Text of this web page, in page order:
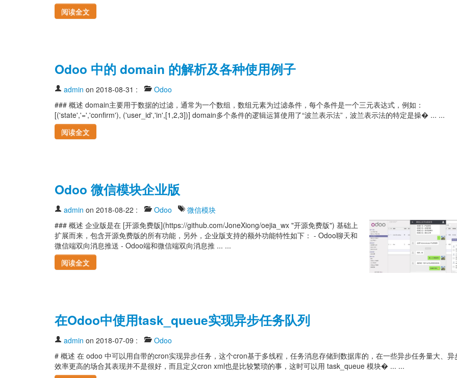
阅读全文
Odoo 中的 domain 的解析及各种使用例子
admin on 2018-08-31 :
Odoo
### 概述 domain主要用于数据的过滤，通常为一个数组，数组元素为过滤条件，每个条件是一个三元表达式，例如：
[('state','=','confirm'), ('user_id','in',[1,2,3])] domain多个条件的逻辑运算使用了“波兰表示法”，波兰表示法的特定是操� ... ...
阅读全文
Odoo 微信模块企业版
admin on 2018-08-22 : Odoo
微信模块
### 概述 企业版是在 [开源免费版](https://github.com/JoneXiong/oejia_wx "开源免费版") 基础上
扩展而来，包含开源免费版的所有功能，另外，企业版支持的额外功能特性如下： - Odoo聊天和
微信端双向消息推送 - Odoo端和微信端双向消息推 ... ...
阅读全文
在Odoo中使用task_queue实现异步任务队列
admin on 2018-07-09 :
Odoo
# 概述 在 odoo 中可以用自带的cron实现异步任务，这个cron基于多线程，任务消息存储到数据库的，在一些异步任务量大、异
效率更高的场合其表现并不是很好，而且定义cron xml也是比较繁琐的事，这时可以用 task_queue 模块� ... ...